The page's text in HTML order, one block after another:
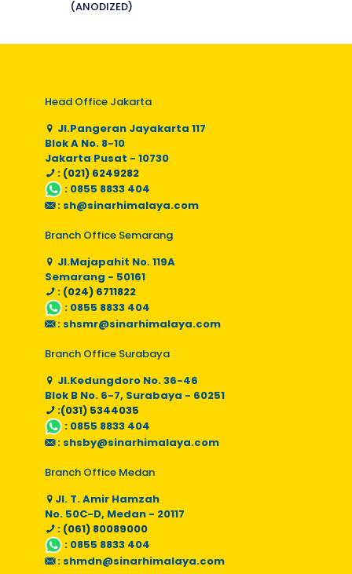
(ANODIZED)
Head Office Jakarta
Jl.Pangeran Jayakarta 117
Blok A No. 8-10
Jakarta Pusat - 10730
: (021) 6249282
: 0855 8833 404
: sh@sinarhimalaya.com
Branch Office Semarang
Jl.Majapahit No. 119A
Semarang - 50161
: (024) 6711822
: 0855 8833 404
: shsmr@sinarhimalaya.com
Branch Office Surabaya
Jl.Kedungdoro No. 36-46
Blok B No. 6-7, Surabaya - 60251
:(031) 5344035
: 0855 8833 404
: shsby@sinarhimalaya.com
Branch Office Medan
Jl. T. Amir Hamzah
No. 50C-D, Medan - 20117
: (061) 80089000
: 0855 8833 404
: shmdn@sinarhimalaya.com